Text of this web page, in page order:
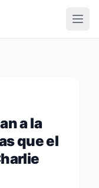
a la
que el